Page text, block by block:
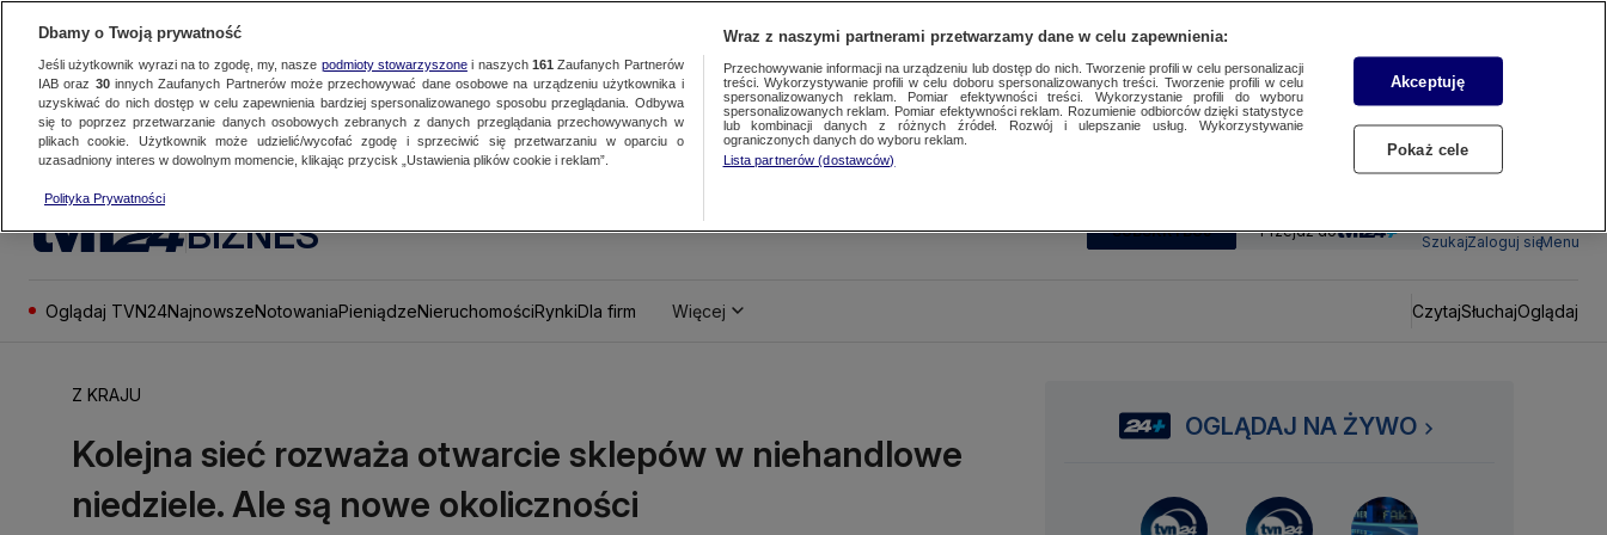
BIZNES SUBSKRYBUJ Przejdź do
SzukajZaloguj sięMenu
Oglądaj TVN24NajnowszeNotowaniaPieniądzeNieruchomościRynkiDla firm Więcej CzytajSłuchajOglądaj
Z KRAJU
Kolejna sieć rozważa otwarcie sklepów w niehandlowe
niedziele. Ale są nowe okoliczności
OGLĄDAJ NA ŻYWO
Dbamy o Twoją prywatność
Jeśli użytkownik wyrazi na to zgodę, my, nasze podmioty stowarzyszonei naszych 161 Zaufanych Partnerów
IAB oraz 30innych Zaufanych Partnerów może przechowywać dane osobowe na urządzeniu użytkownika i
uzyskiwać do nich dostęp w celu zapewnienia bardziej spersonalizowanego sposobu przeglądania. Odbywa
się to poprzez przetwarzanie danych osobowych zebranych z danych przeglądania przechowywanych w
plikach cookie. Użytkownik może udzielić/wycofać zgodę i sprzeciwić się przetwarzaniu w oparciu o
uzasadniony interes w dowolnym momencie, klikając przycisk „Ustawienia plików cookie i reklam”.
Polityka Prywatności
Wraz z naszymi partnerami przetwarzamy dane w celu zapewnienia:
Przechowywanie informacji na urządzeniu lub dostęp do nich. Tworzenie profili w celu personalizacji
treści. Wykorzystywanie profili w celu doboru spersonalizowanych treści. Tworzenie profili w celu
spersonalizowanych reklam. Pomiar efektywności treści. Wykorzystanie profili do wyboru
spersonalizowanych reklam. Pomiar efektywności reklam. Rozumienie odbiorców dzięki statystyce
lub kombinacji danych z różnych źródeł. Rozwój i ulepszanie usług. Wykorzystywanie
ograniczonych danych do wyboru reklam.
Lista partnerów (dostawców)
Akceptuję
Pokaż cele